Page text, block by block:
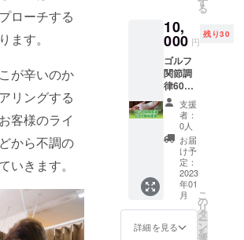
ローチする
ます。
が辛いのか
リングする
客様のライ
から不調の
いきます。
ださ
い。
士町１
※開催時
期は3月
下旬を
予定し
ており
ます。
※日時の
詳細は
個別で
ご連絡
させて
いただ
きま
す。
そのゴ
ルフコ
ンペに
ご参加
いただ
けま
す。 ●
ゴルフ
コンペ
の前に
ゴルフ
関節調
律を15
分間施
術させ
ていた
だきま
る
10,
000 円
残り30
ゴルフ
関節調
律60分
施術体
験 ●
ゴルフ
関節調
律の施
術を60
分ご提
供させ
ていた
だきま
す。 通
常価格
支援
者：
0人
お届
け予
定：
2023
年01
月
詳細を見る
こ
の
リ
タ
ー
ン
を